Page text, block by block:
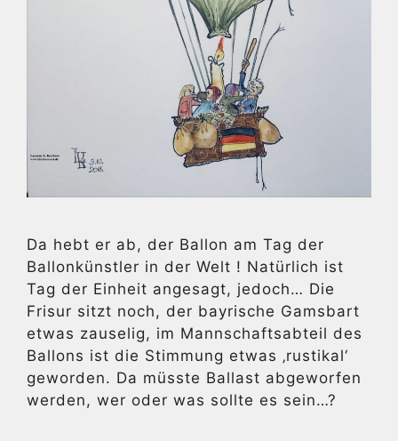
Da hebt er ab, der Ballon am Tag der
Ballonkünstler in der Welt ! Natürlich ist
Tag der Einheit angesagt, jedoch… Die
Frisur sitzt noch, der bayrische Gamsbart
etwas zauselig, im Mannschaftsabteil des
Ballons ist die Stimmung etwas ‚rustikal‘
geworden. Da müsste Ballast abgeworfen
werden, wer oder was sollte es sein…?